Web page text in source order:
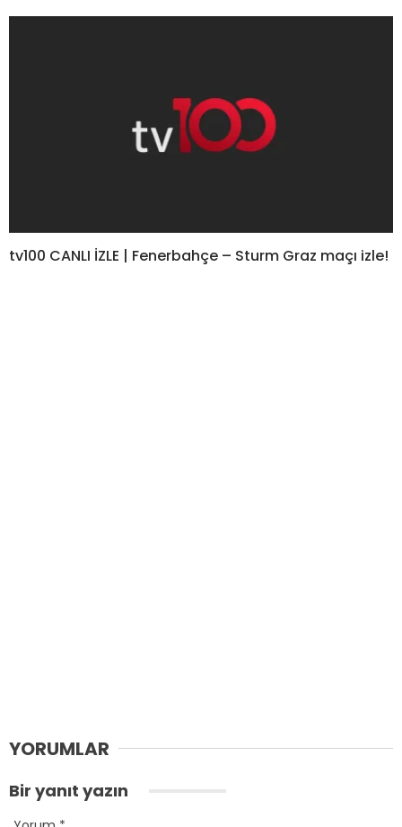
tv100 CANLI İZLE | Fenerbahçe – Sturm Graz maçı izle!
YORUMLAR
Bir yanıt yazın